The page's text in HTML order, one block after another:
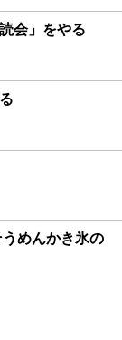
会」をやる
めんかき氷の